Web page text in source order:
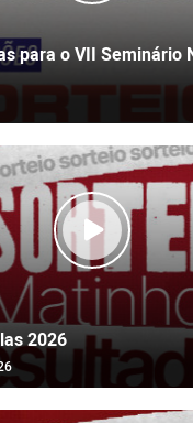
para o VII Seminário
2026